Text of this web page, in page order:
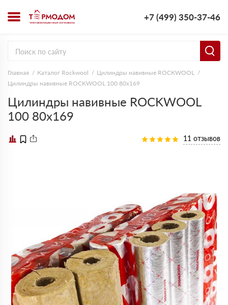
+7 (499) 350-37-46
Главная Каталог Rockwool
Цилиндры навивные ROCKWOOL
Цилиндры навивные ROCKWOOL 100 80х169
Цилиндры навивные ROCKWOOL
100 80х169
11 отзывов